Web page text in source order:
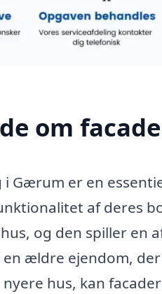
om
i Gærum er en
af deres
og den spiller en
en ældre ejendom,
hus, kan